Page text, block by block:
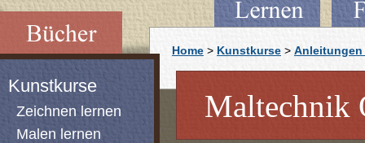
Kunstkurse
Zeichnen lernen
Malen lernen
Home > Kunstkurse > Anleitungen
Maltechnik